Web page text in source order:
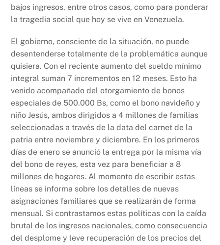
bajos ingresos, entre otros casos, como para ponderar
la tragedia social que hoy se vive en Venezuela.
El gobierno, consciente de la situación, no puede
desentenderse totalmente de la problemática aunque
quisiera. Con el reciente aumento del sueldo mínimo
integral suman 7 incrementos en 12 meses. Esto ha
venido acompañado del otorgamiento de bonos
especiales de 500.000 Bs, como el bono navideño y
niño Jesús, ambos dirigidos a 4 millones de familias
seleccionadas a través de la data del carnet de la
patria entre noviembre y diciembre. En los primeros
días de enero se anunció la entrega por la misma vía
del bono de reyes, esta vez para beneficiar a 8
millones de hogares. Al momento de escribir estas
líneas se informa sobre los detalles de nuevas
asignaciones familiares que se realizarán de forma
mensual. Si contrastamos estas políticas con la caída
brutal de los ingresos nacionales, como consecuencia
del desplome y leve recuperación de los precios del